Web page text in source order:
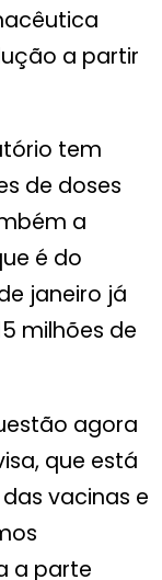
a partir
tem
de doses
a
é do
janeiro já
milhões de
agora
que está
vacinas e
a parte